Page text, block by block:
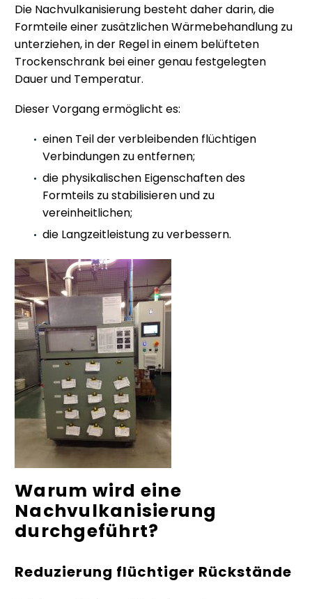
Die Nachvulkanisierung besteht daher darin, die
Formteile einer zusätzlichen Wärmebehandlung zu
unterziehen, in der Regel in einem belüfteten
Trockenschrank bei einer genau festgelegten
Dauer und Temperatur.
Dieser Vorgang ermöglicht es:
einen Teil der verbleibenden flüchtigen
Verbindungen zu entfernen;
die physikalischen Eigenschaften des
Formteils zu stabilisieren und zu
vereinheitlichen;
die Langzeitleistung zu verbessern.
Warum wird eine
Nachvulkanisierung
durchgeführt?
Reduzierung flüchtiger Rückstände